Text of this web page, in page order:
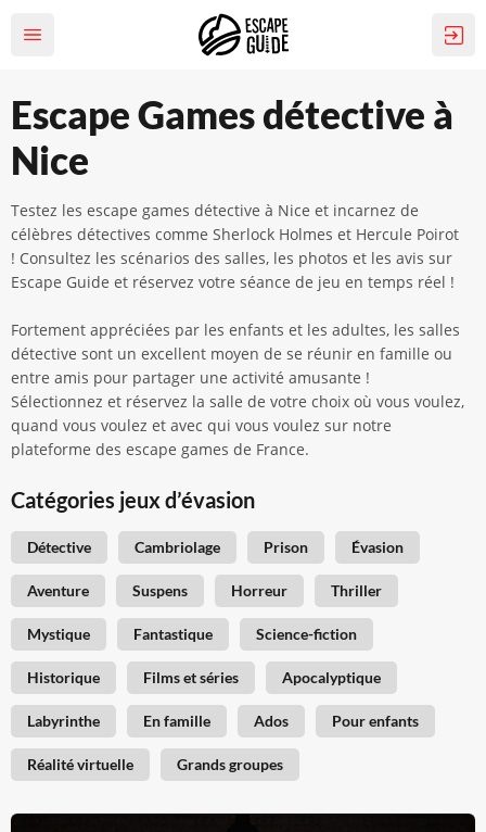
Escape Games détective à
Nice
Testez les escape games détective à Nice et incarnez de
célèbres détectives comme Sherlock Holmes et Hercule Poirot
! Consultez les scénarios des salles, les photos et les avis sur
Escape Guide et réservez votre séance de jeu en temps réel !
Fortement appréciées par les enfants et les adultes, les salles
détective sont un excellent moyen de se réunir en famille ou
entre amis pour partager une activité amusante !
Sélectionnez et réservez la salle de votre choix où vous voulez,
quand vous voulez et avec qui vous voulez sur notre
plateforme des escape games de France.
Catégories jeux d’évasion
Détective Cambriolage Prison Évasion
Aventure Suspens Horreur Thriller
Mystique Fantastique Science-fiction
Historique Films et séries Apocalyptique
Labyrinthe En famille Ados Pour enfants
Réalité virtuelle Grands groupes